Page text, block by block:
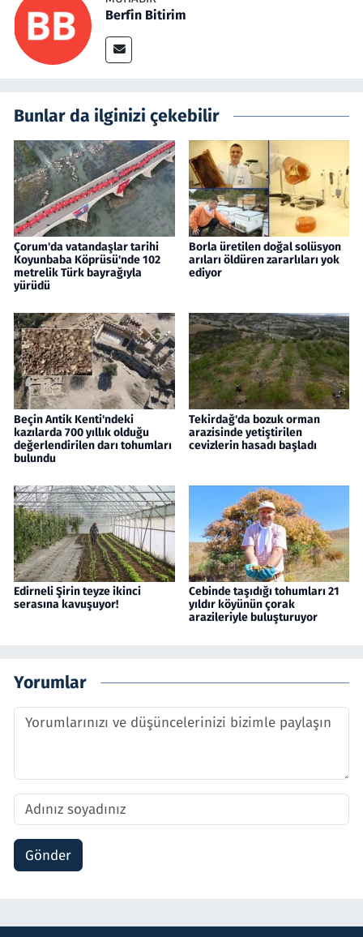
Berfin Bitirim
Bunlar da ilginizi çekebilir
Çorum'da vatandaşlar tarihi
Koyunbaba Köprüsü'nde 102
metrelik Türk bayrağıyla
yürüdü
Borla üretilen doğal solüsyon
arıları öldüren zararlıları yok
ediyor
Beçin Antik Kenti'ndeki
kazılarda 700 yıllık olduğu
değerlendirilen darı tohumları
bulundu
Tekirdağ'da bozuk orman
arazisinde yetiştirilen
cevizlerin hasadı başladı
Edirneli Şirin teyze ikinci
serasına kavuşuyor!
Cebinde taşıdığı tohumları 21
yıldır köyünün çorak
arazileriyle buluşturuyor
Yorumlar
Gönder